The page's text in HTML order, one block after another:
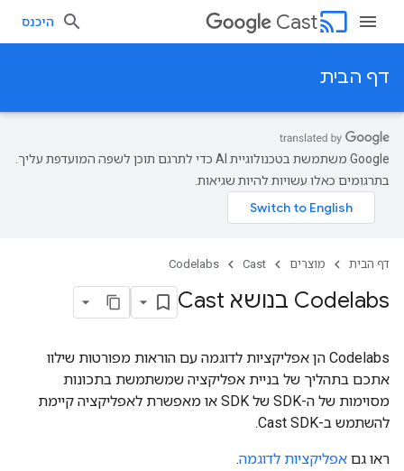
cast
Cast היכנס
דף הבית
‫Google משתמשת בטכנולוגיית AI כדי לתרגם תוכן לשפה המועדפת עליך.
בתרגומים כאלו עשויות להיות שגיאות.
דף הבית מוצרים Cast
Codelabs
Codelabs בנושא Cast
Codelabs הן אפליקציות לדוגמה עם הוראות מפורטות שילוו
אתכם בתהליך של בניית אפליקציה שמשתמשת בתכונות
מסוימות של ה-SDK של SDK או מאפשרת לאפליקציה קיימת
להשתמש ב-Cast SDK.
ראו גם אפליקציות לדוגמה.